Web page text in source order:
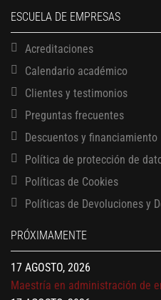
ESCUELA DE EMPRESAS
Acreditaciones
Calendario académico
Clientes y testimonios
Preguntas frecuentes
Descuentos y financiamiento
Política de protección de
Políticas de Cookies
Políticas de Devoluciones y
PRÓXIMAMENTE
13 AGOSTO, 2026
Finanzas para no financieros
17 AGOSTO, 2026
Gerencia de empresas familiares
17 AGOSTO, 2026
Maestría en administración de